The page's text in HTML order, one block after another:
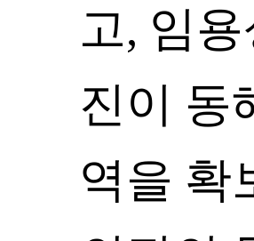
고, 임
진이 동
역을 확